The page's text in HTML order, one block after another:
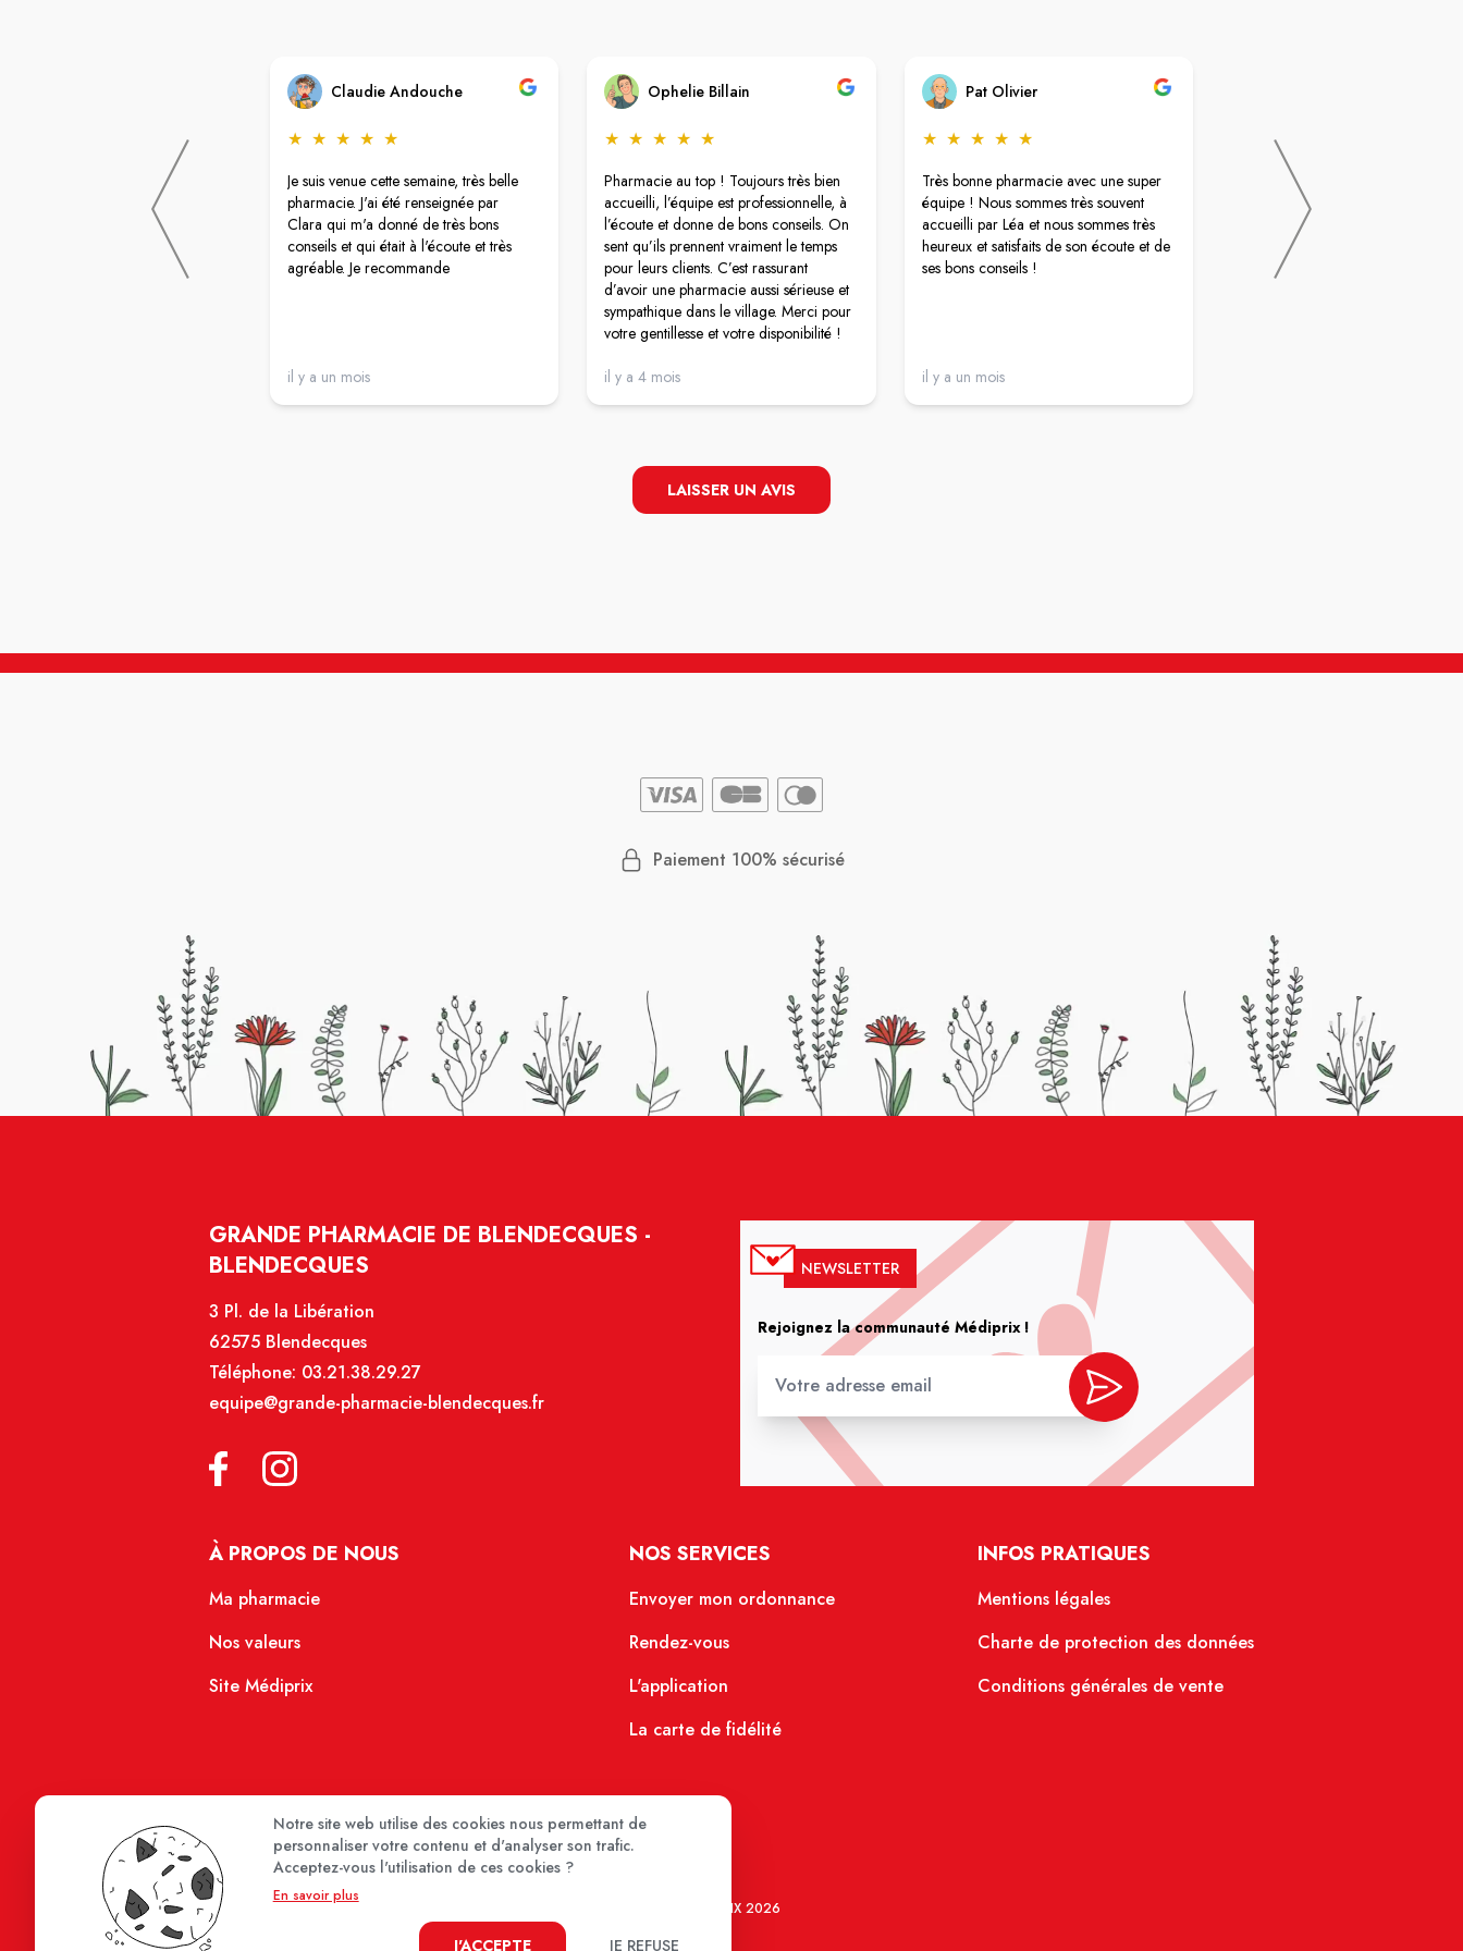
Claudie Andouche
★ ★ ★ ★ ★
Je suis venue cette semaine, très belle
pharmacie. J'ai été renseignée par
Clara qui m'a donné de très bons
conseils et qui était à l'écoute et très
agréable. Je recommande
il y a un mois
Ophelie Billain
★ ★ ★ ★ ★
Pharmacie au top ! Toujours très bien
accueilli, l’équipe est professionnelle, à
l’écoute et donne de bons conseils. On
sent qu’ils prennent vraiment le temps
pour leurs clients. C’est rassurant
d’avoir une pharmacie aussi sérieuse et
sympathique dans le village. Merci pour
votre gentillesse et votre disponibilité !
il y a 4 mois
Pat Olivier
★ ★ ★ ★ ★
Très bonne pharmacie avec une super
équipe ! Nous sommes très souvent
accueilli par Léa et nous sommes très
heureux et satisfaits de son écoute et de
ses bons conseils !
il y a un mois
★
Une équipe très accueillante, a
👍 un service Convivial !
Une pharmacie ou l'on peut
produits cosmétiques , beaucoup
gammes 🤩..on est sur de trouver
LAISSER UN AVIS
Paiement 100% sécurisé
GRANDE PHARMACIE DE BLENDECQUES -
BLENDECQUES
3 Pl. de la Libération
62575 Blendecques
Téléphone: 03.21.38.29.27
equipe@grande-pharmacie-blendecques.fr
NEWSLETTER
Rejoignez la communauté Médiprix !
À PROPOS DE NOUS
Ma pharmacie
Nos valeurs
Site Médiprix
NOS SERVICES
Envoyer mon ordonnance
Rendez-vous
L'application
La carte de fidélité
INFOS PRATIQUES
Mentions légales
Charte de protection des données
Conditions générales de vente
MEDIPRIX 2026
Notre site web utilise des cookies nous permettant de
personnaliser votre contenu et d'analyser son trafic.
Acceptez-vous l'utilisation de ces cookies ?
En savoir plus
J'ACCEPTE JE REFUSE